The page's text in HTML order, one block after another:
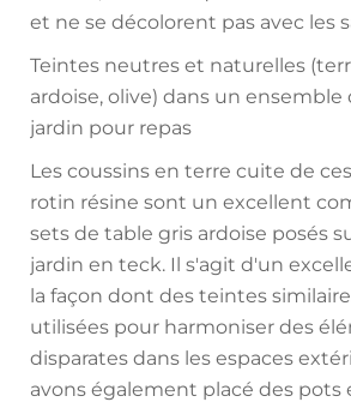
et ne se décolorent pas avec les
Teintes neutres et naturelles
ardoise, olive) dans un
jardin pour repas
Les coussins en terre cuite de
rotin résine sont un excellent
sets de table gris ardoise posés
jardin en teck. Il s'agit d'un
la façon dont des teintes
utilisées pour harmoniser des
disparates dans les espaces
avons également placé des pots